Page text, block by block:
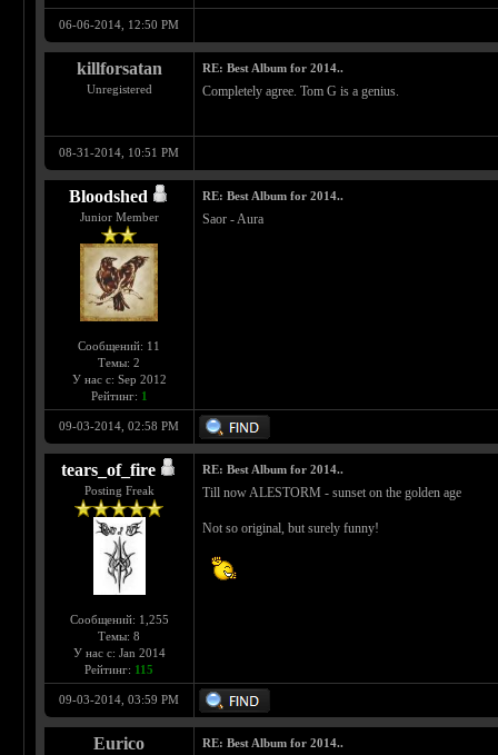
06-06-2014, 12:50 PM
killforsatan
Unregistered
RE: Best Album for 2014..
Completely agree. Tom G is a genius.
08-31-2014, 10:51 PM
Bloodshed
Junior Member
Сообщений: 11
Темы: 2
У нас с: Sep 2012
Рейтинг: 1
RE: Best Album for 2014..
Saor - Aura
09-03-2014, 02:58 PM
tears_of_fire
Posting Freak
Сообщений: 1,255
Темы: 8
У нас с: Jan 2014
Рейтинг: 115
RE: Best Album for 2014..
Till now ALESTORM - sunset on the golden age
Not so original, but surely funny!
09-03-2014, 03:59 PM
Eurico RE: Best Album for 2014..